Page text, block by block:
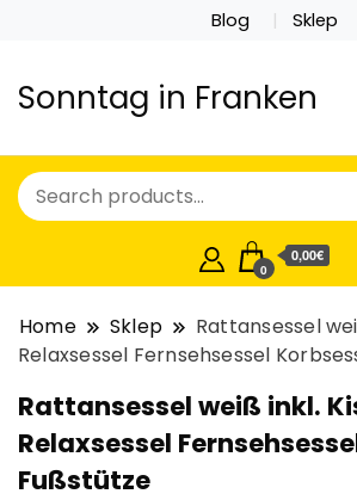
Blog Sklep
Sonntag in Franken
0
0,00€
Home Sklep
Rattansessel
Relaxsessel Fernsehsessel
Rattansessel weiß inkl.
Relaxsessel
Fußstütze